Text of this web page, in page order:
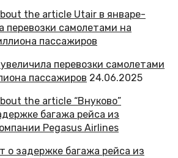
перевозки самолетами
пассажиров 24.06.2025
о задержке багажа рейса из